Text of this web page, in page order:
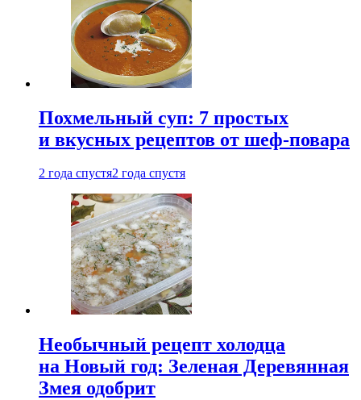
Похмельный суп: 7 простых
и вкусных рецептов от шеф-повара
2 года спустя2 года спустя
Необычный рецепт холодца
на Новый год: Зеленая Деревянная
Змея одобрит